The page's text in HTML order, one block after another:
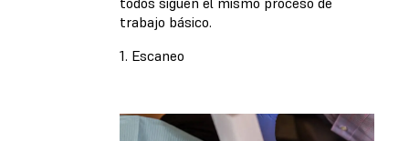
trabajo básico.
1. Escaneo